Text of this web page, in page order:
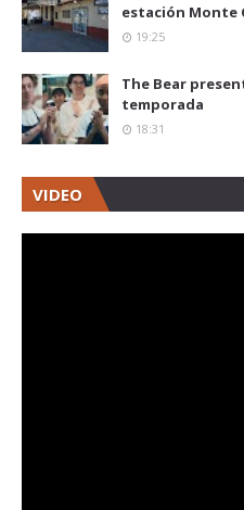
estación Monte
19:25
The Bear
temporada
18:31
VIDEO